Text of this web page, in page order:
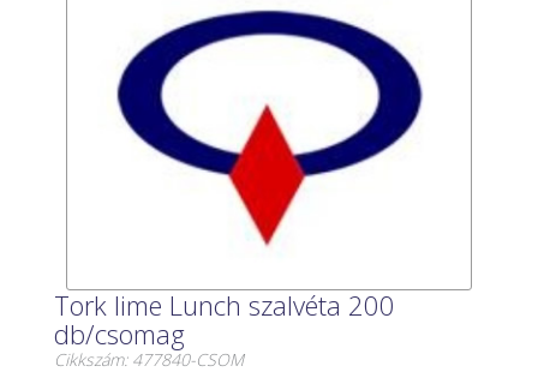
Tork lime Lunch szalvéta 200
db/csomag
Cikkszám: 477840-CSOM